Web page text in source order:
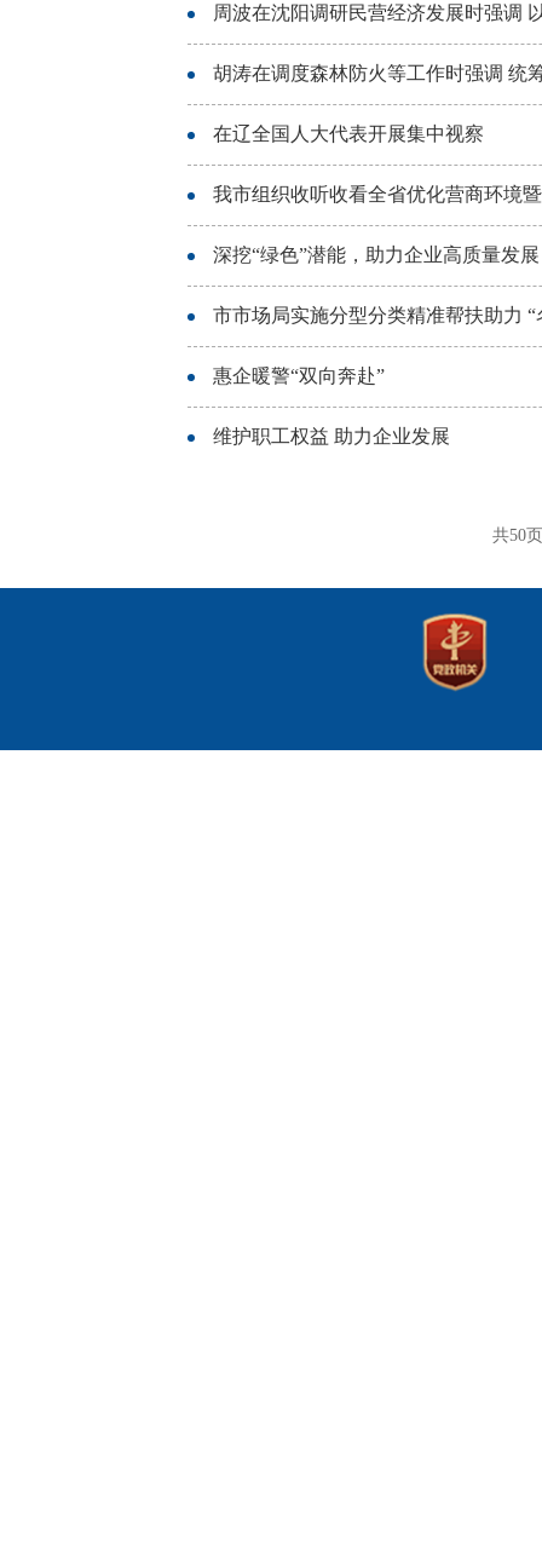
周波在沈阳调研民营经济发展时强调
胡涛在调度森林防火等工作时强调 统
在辽全国人大代表开展集中视察
我市组织收听收看全省优化营商环境
深挖“绿色”潜能，助力企业高质量发展
市市场局实施分型分类精准帮扶助力
惠企暖警“双向奔赴”
维护职工权益 助力企业发展
共50页